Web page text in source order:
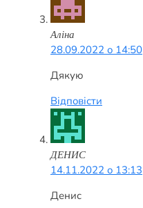
Аліна
28.09.2022 о 14:50
Дякую
Відповісти
ДЕНИС
14.11.2022 о 13:13
Денис